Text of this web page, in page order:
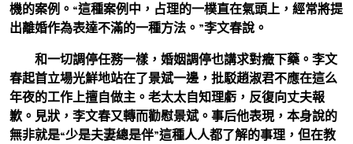
機的案例。“這種案例中，占理的一樸直在氣頭上，經常將提
出離婚作為表達不滿的一種方法。”李文春說。
和一切調停任務一樣，婚姻調停也講求對癥下藥。李文
春起首立場光鮮地站在了景斌一邊，批駁趙淑君不應在這么
年夜的工作上擅自做主。老太太自知理虧，反復向丈夫報
歉。見狀，李文春又轉而勸慰景斌。事后他表現，本身說的
無非就是“少是夫妻總是伴”這種人人都了解的事理，但在教